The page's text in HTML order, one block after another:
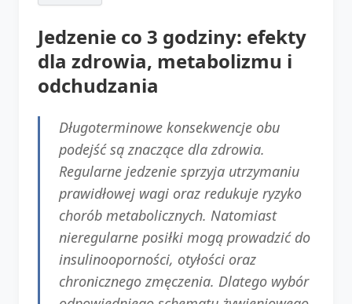
Jedzenie co 3 godziny: efekty
dla zdrowia, metabolizmu i
odchudzania
Długoterminowe konsekwencje obu
podejść są znaczące dla zdrowia.
Regularne jedzenie sprzyja utrzymaniu
prawidłowej wagi oraz redukuje ryzyko
chorób metabolicznych. Natomiast
nieregularne posiłki mogą prowadzić do
insulinooporności, otyłości oraz
chronicznego zmęczenia. Dlatego wybór